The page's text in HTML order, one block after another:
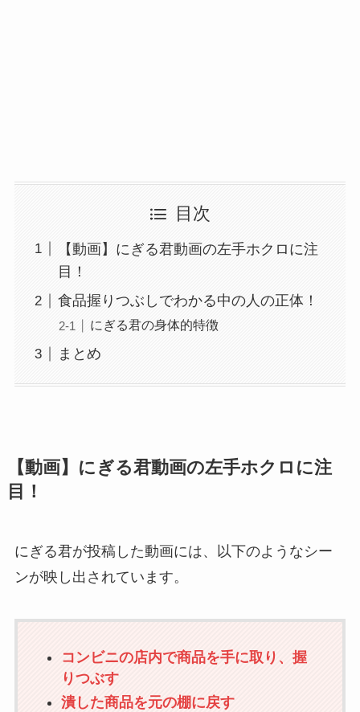
目次
【動画】にぎる君動画の左手ホクロに注
目！
食品握りつぶしでわかる中の人の正体！
にぎる君の身体的特徴
まとめ
【動画】にぎる君動画の左手ホクロに注
目！
にぎる君が投稿した動画には、以下のようなシー
ンが映し出されています。
コンビニの店内で商品を手に取り、握
りつぶす
潰した商品を元の棚に戻す